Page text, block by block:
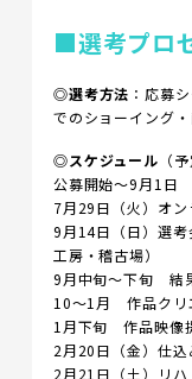
■選考プロ
◎選考方法 ：応募
でのショーイング・
◎スケジュール （
公募開始～9月1日
7月29日（火）オ
9月14日（日）選
工房・稽古場）
9月中旬～下旬 結
10～1月 作品クリ
1月下旬 作品映像
2月20日（金）仕込
2月21日（土）リハ